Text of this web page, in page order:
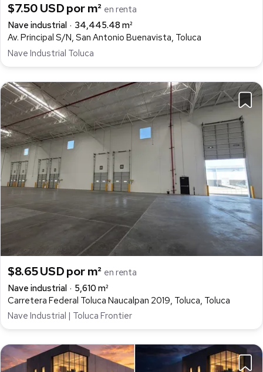
$7.50 USD por m² en renta
Nave industrial
34,445.48 m²
Av. Principal S/N, San Antonio Buenavista, Toluca
Nave Industrial Toluca
$8.65 USD por m² en renta
Nave industrial
5,610 m²
Carretera Federal Toluca Naucalpan 2019, Toluca, Toluca
Nave Industrial | Toluca Frontier